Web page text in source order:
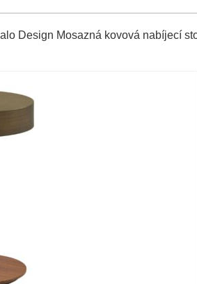
Design Mosazná kovová nabíjecí